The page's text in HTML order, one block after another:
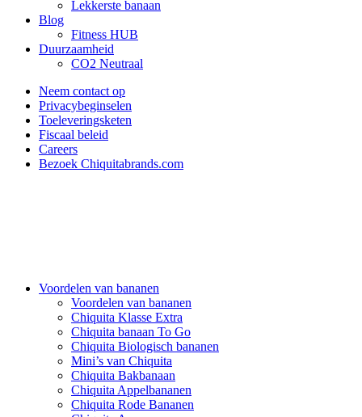
Lekkerste banaan
Blog
Fitness HUB
Duurzaamheid
CO2 Neutraal
Neem contact op
Privacybeginselen
Toeleveringsketen
Fiscaal beleid
Careers
Bezoek Chiquitabrands.com
Voordelen van bananen
Voordelen van bananen
Chiquita Klasse Extra
Chiquita banaan To Go
Chiquita Biologisch bananen
Mini’s van Chiquita
Chiquita Bakbanaan
Chiquita Appelbananen
Chiquita Rode Bananen